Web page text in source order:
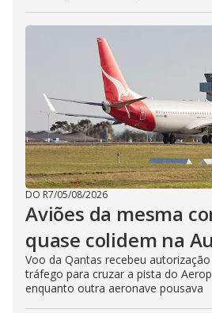
DO R7/05/08/2026
Aviões da mesma
quase colidem na
Voo da Qantas recebeu
tráfego para cruzar a pista do
enquanto outra aeronave pousava